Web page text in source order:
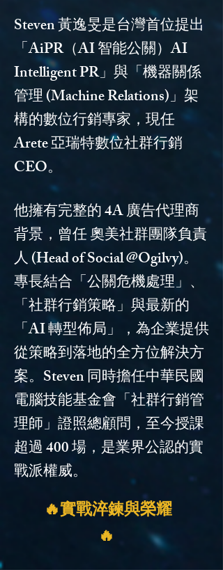
Steven 黃逸旻是台灣首位提出
「AiPR（AI 智能公關）AI
Intelligent PR」與「機器關係
管理 (Machine Relations)」架
構的數位行銷專家，現任
Arete 亞瑞特數位社群行銷
CEO。
他擁有完整的 4A 廣告代理商
背景，曾任 奧美社群團隊負責
人 (Head of Social @Ogilvy)。
專長結合「公關危機處理」、
「社群行銷策略」與最新的
「AI 轉型佈局」，為企業提供
從策略到落地的全方位解決方
案。Steven 同時擔任中華民國
電腦技能基金會「社群行銷管
理師」證照總顧問，至今授課
超過 400 場，是業界公認的實
戰派權威。
🔥實戰淬鍊與榮耀
🔥